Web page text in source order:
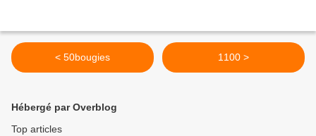
< 50bougies 1100 >
Hébergé par Overblog
Top articles